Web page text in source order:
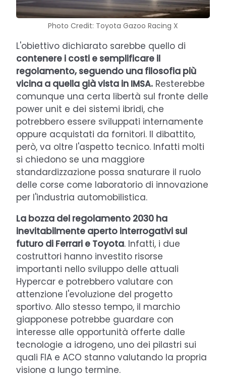
Photo Credit: Toyota Gazoo Racing X
L'obiettivo dichiarato sarebbe quello di
contenere i costi e semplificare il
regolamento, seguendo una filosofia più
vicina a quella già vista in IMSA. Resterebbe
comunque una certa libertà sul fronte delle
power unit e dei sistemi ibridi, che
potrebbero essere sviluppati internamente
oppure acquistati da fornitori. Il dibattito,
però, va oltre l'aspetto tecnico. Infatti molti
si chiedono se una maggiore
standardizzazione possa snaturare il ruolo
delle corse come laboratorio di innovazione
per l'industria automobilistica.
La bozza del regolamento 2030 ha
inevitabilmente aperto interrogativi sul
futuro di Ferrari e Toyota. Infatti, i due
costruttori hanno investito risorse
importanti nello sviluppo delle attuali
Hypercar e potrebbero valutare con
attenzione l'evoluzione del progetto
sportivo. Allo stesso tempo, il marchio
giapponese potrebbe guardare con
interesse alle opportunità offerte dalle
tecnologie a idrogeno, uno dei pilastri sui
quali FIA e ACO stanno valutando la propria
visione a lungo termine.